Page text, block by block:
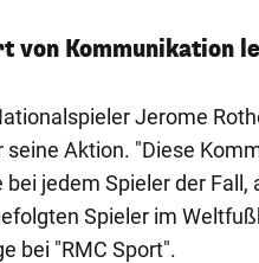
von Kommunikation
Jerome
Aktion. "Diese
jedem Spieler der Fall,
Spieler im
bei "RMC Sport".